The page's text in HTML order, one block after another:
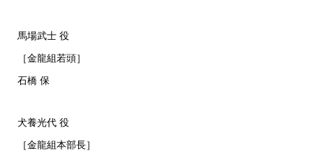
馬場武士 役
［金龍組若頭］
石橋 保
犬養光代 役
［金龍組本部長］